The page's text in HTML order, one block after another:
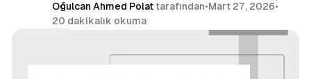
Oğulcan Ahmed Polattarafından•Mart 27, 2026•
20 dakikalık okuma